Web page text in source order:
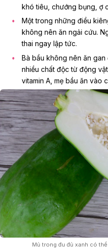
khó tiêu, chướng bụng, ợ
Một trong những điều
không nên ăn ngải cứu.
thai ngay lập tức.
Bà bầu không nên ăn
nhiều chất độc từ động
vitamin A, mẹ bầu ăn vào
Mủ trong đu đủ xanh có